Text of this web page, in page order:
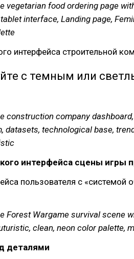
vegetarian food ordering page
interface, Landing page,
интерфейса строительной
с темным или
construction company
datasets, technological base,
интерфейса сцены игры
пользователя с «системой
Forest Wargame survival scene
clean, neon color palette,
деталями